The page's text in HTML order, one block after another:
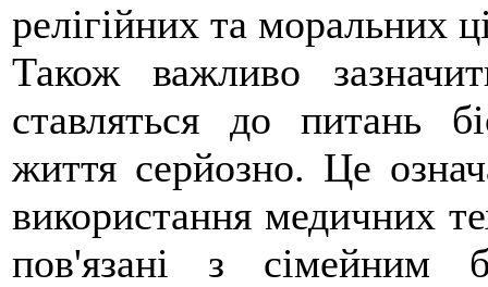
релігійних та моральних
Також важливо
ставляться до питань
життя серйозно. Це
використання медичних
пов'язані з сімейним